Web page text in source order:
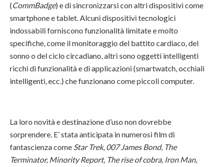
(CommBadge) e di sincronizzarsi con altri dispositivi come
smartphone e tablet. Alcuni dispositivi tecnologici
indossabili forniscono funzionalità limitate e molto
specifiche, come il monitoraggio del battito cardiaco, del
sonno o del ciclo circadiano, altri sono oggetti intelligenti
ricchi di funzionalità e di applicazioni (smartwatch, occhiali
intelligenti, ecc.) che funzionano come piccoli computer.
La loro novità e destinazione d’uso non dovrebbe
sorprendere. E’ stata anticipata in numerosi film di
fantascienza come Star Trek, 007 James Bond, The
Terminator, Minority Report, The rise of cobra, Iron Man,